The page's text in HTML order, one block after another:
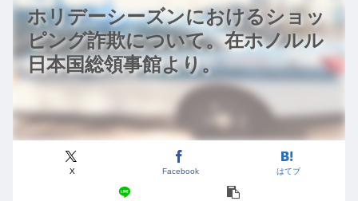
ホリデーシーズンにおけるショッ
ピング詐欺について。在ホノルル
日本国総領事館より。
X Facebook はてブ